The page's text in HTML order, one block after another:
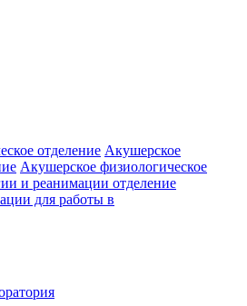
отделение Акушерское
Акушерское физиологическое
и реанимации отделение
для работы в